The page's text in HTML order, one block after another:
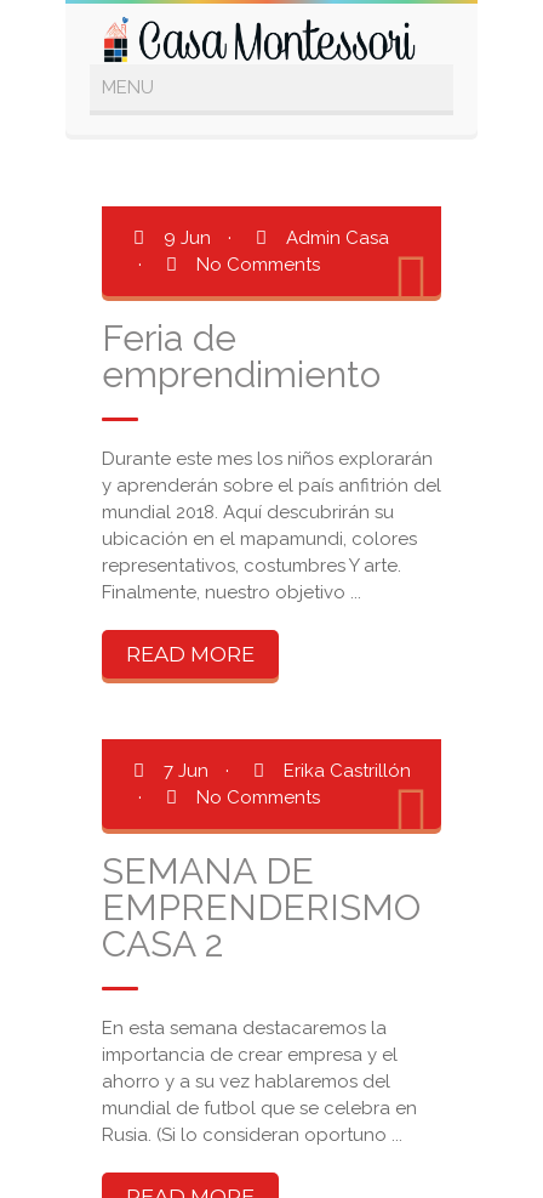
9 Jun ·
Admin Casa
·
No Comments
Feria de
emprendimiento
Durante este mes los niños explorarán
y aprenderán sobre el país anfitrión del
mundial 2018. Aquí descubrirán su
ubicación en el mapamundi, colores
representativos, costumbres Y arte.
Finalmente, nuestro objetivo ...
READ MORE
7 Jun ·
Erika Castrillón
·
No Comments
SEMANA DE
EMPRENDERISMO
CASA 2
En esta semana destacaremos la
importancia de crear empresa y el
ahorro y a su vez hablaremos del
mundial de futbol que se celebra en
Rusia. (Si lo consideran oportuno ...